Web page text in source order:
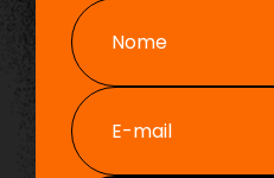
Nome
E-mail